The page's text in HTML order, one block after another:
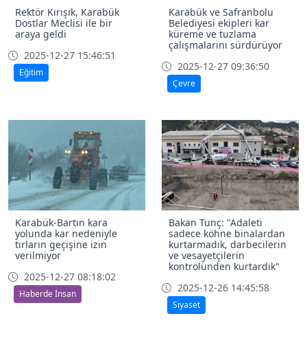
Rektör Kırışık, Karabük
Dostlar Meclisi ile bir
araya geldi
2025-12-27 15:46:51
Eğitim
Karabük ve Safranbolu
Belediyesi ekipleri kar
küreme ve tuzlama
çalışmalarını sürdürüyor
2025-12-27 09:36:50
Çevre
Karabük-Bartın kara
yolunda kar nedeniyle
tırların geçişine izin
verilmiyor
2025-12-27 08:18:02
Haberde İnsan
Bakan Tunç: "Adaleti
sadece köhne binalardan
kurtarmadık, darbecilerin
ve vesayetçilerin
kontrolünden kurtardık"
2025-12-26 14:45:58
Siyaset